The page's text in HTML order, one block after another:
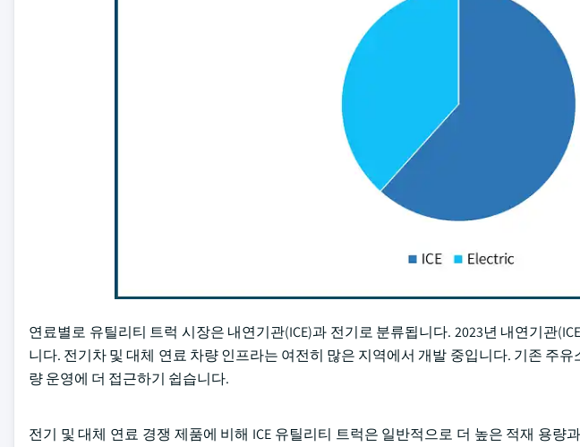
연료별로 유틸리티 트럭 시장은 내연기관(ICE)과 전기로 분류됩니다. 2023년 내연기관
니다. 전기차 및 대체 연료 차량 인프라는 여전히 많은 지역에서 개발 중입니다. 기존 주
량 운영에 더 접근하기 쉽습니다.
전기 및 대체 연료 경쟁 제품에 비해 ICE 유틸리티 트럭은 일반적으로 더 높은 적재 용량